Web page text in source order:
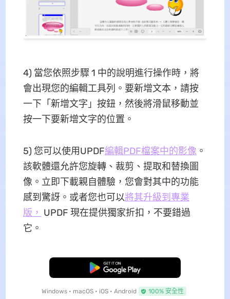
4) 當您依照步驟 1 中的說明進行操作時，將
會出現您的編輯工具列。要新增文本，請按
一下「新增文字」按鈕，然後將滑鼠移動並
按一下要新增文字的位置。
5) 您可以使用UPDF編輯PDF檔案中的影像 。
該軟體還允許您旋轉、裁剪、提取和替換圖
像。立即下載親自體驗，您會對其中的功能
感到驚訝。或者您也可以將其升級到專業
版， UPDF 現在提供獨家折扣，不要錯過
它。
免費下載
Windows • macOS • iOS • Android 100% 安全性